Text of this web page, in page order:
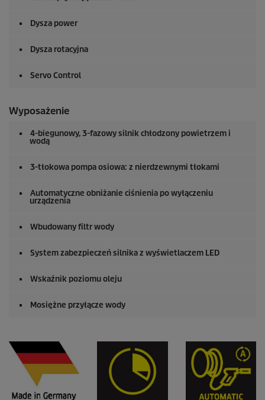
Dysza power
Dysza rotacyjna
Servo Control
Wyposażenie
4-biegunowy, 3-fazowy silnik chłodzony powietrzem i
wodą
3-tłokowa pompa osiowa: z nierdzewnymi tłokami
Automatyczne obniżanie ciśnienia po wyłączeniu
urządzenia
Wbudowany filtr wody
System zabezpieczeń silnika z wyświetlaczem LED
Wskaźnik poziomu oleju
Mosiężne przyłącze wody